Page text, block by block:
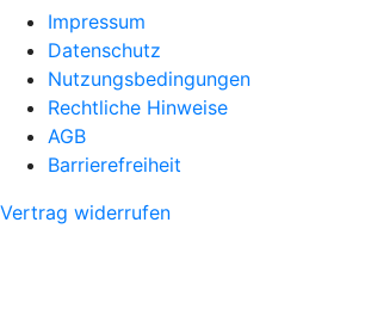
Impressum
Datenschutz
Nutzungsbedingungen
Rechtliche Hinweise
AGB
Barrierefreiheit
Vertrag widerrufen